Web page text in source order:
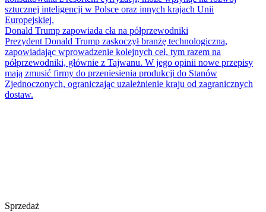
sztucznej inteligencji w Polsce oraz innych krajach Unii
Europejskiej.
Donald Trump zapowiada cła na półprzewodniki
Prezydent Donald Trump zaskoczył branżę technologiczną,
zapowiadając wprowadzenie kolejnych ceł, tym razem na
półprzewodniki, głównie z Tajwanu. W jego opinii nowe przepisy
mają zmusić firmy do przeniesienia produkcji do Stanów
Zjednoczonych, ograniczając uzależnienie kraju od zagranicznych
dostaw.
Sprzedaż